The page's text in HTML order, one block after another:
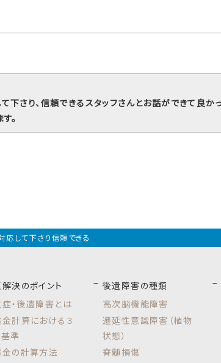
さり、信頼できるスタッフさんとお話ができて良か
。
応して下さり信頼できる
決のポイント
・後遺障害とは
計算における３
準
金の計算方法
後遺障害の種類
高次脳機能障害
遷延性意識障害（植物
状態）
脊髄損傷